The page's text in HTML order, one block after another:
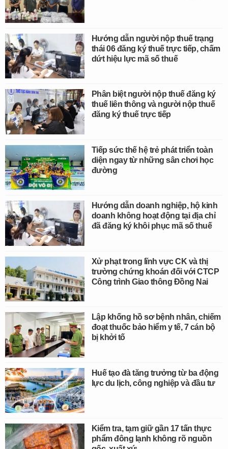
Hướng dẫn người nộp thuế trạng
thái 06 đăng ký thuế trực tiếp, chấm
dứt hiệu lực mã số thuế
Phân biệt người nộp thuế đăng ký
thuế liên thông và người nộp thuế
đăng ký thuế trực tiếp
Tiếp sức thế hệ trẻ phát triển toàn
diện ngay từ những sân chơi học
đường
Hướng dẫn doanh nghiệp, hộ kinh
doanh không hoạt động tại địa chỉ
đã đăng ký khôi phục mã số thuế
Xử phạt trong lĩnh vực CK và thị
trường chứng khoán đối với CTCP
Công trình Giao thông Đồng Nai
Lập khống hồ sơ bệnh nhân, chiếm
đoạt thuốc bảo hiểm y tế, 7 cán bộ
bị khởi tố
Huế tạo đà tăng trưởng từ ba động
lực du lịch, công nghiệp và đầu tư
Kiểm tra, tạm giữ gần 17 tấn thực
phẩm đông lạnh không rõ nguồn